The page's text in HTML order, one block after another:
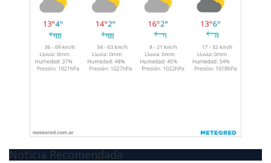
Noticia Recomendada